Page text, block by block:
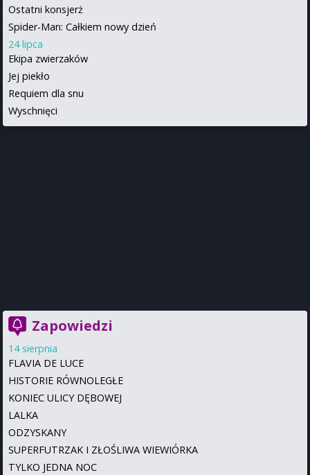
Ostatni konsjerż
Spider-Man: Całkiem nowy dzień
24 lipca
Ekipa zwierzaków
Jej piekło
Requiem dla snu
Wyschnięci
Zapowiedzi
14 sierpnia
FLAVIA DE LUCE
HISTORIE RÓWNOLEGŁE
KONIEC ULICY DĘBOWEJ
LALKA
ODZYSKANY
SUPERFUTRZAK I ZŁOŚLIWA WIEWIÓRKA
TYLKO JEDNA NOC